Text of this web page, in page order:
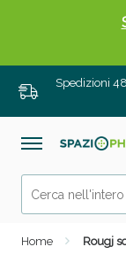
Spedizioni
Home Rougj